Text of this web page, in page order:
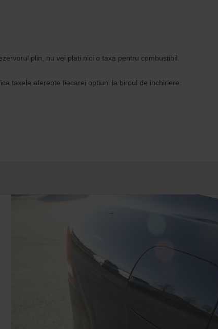
plin, nu vei plati nici o taxa pentru combustibil.
taxele aferente fiecarei optiuni la biroul de inchiriere.